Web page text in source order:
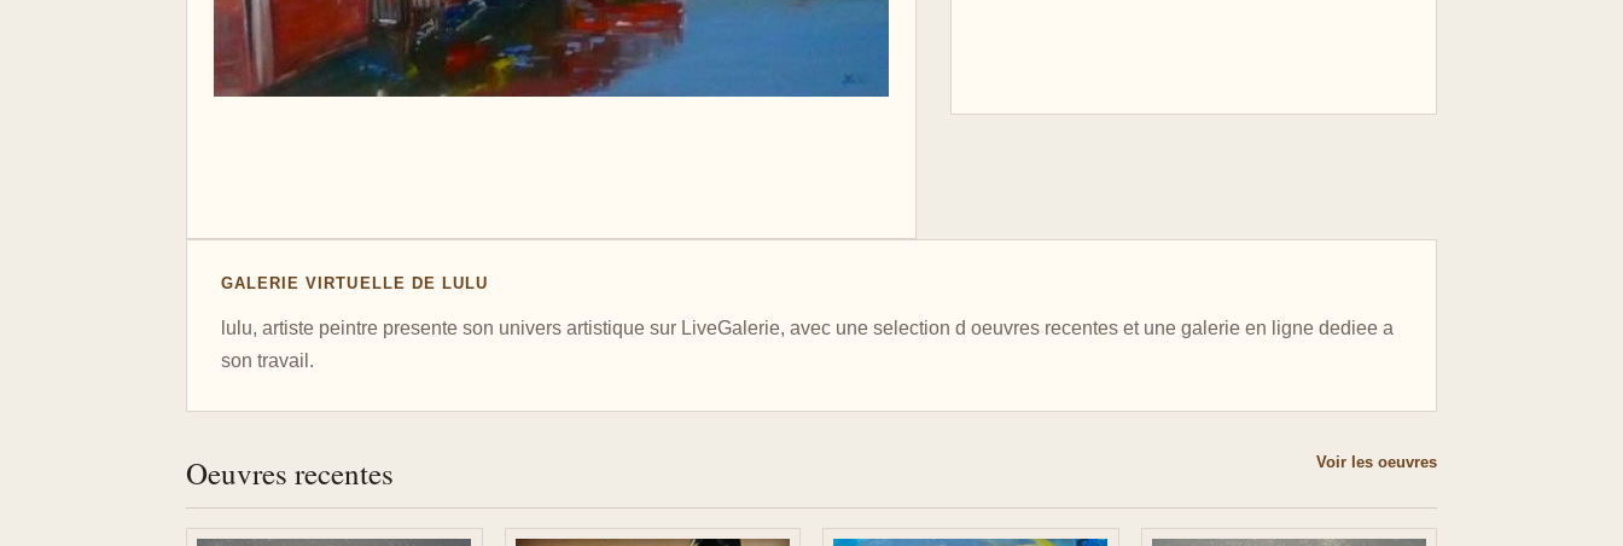
GALERIE VIRTUELLE DE LULU
lulu, artiste peintre presente son univers artistique sur LiveGalerie, avec une selection d oeuvres recentes et une galerie en ligne dediee a
son travail.
Oeuvres recentes Voir les oeuvres